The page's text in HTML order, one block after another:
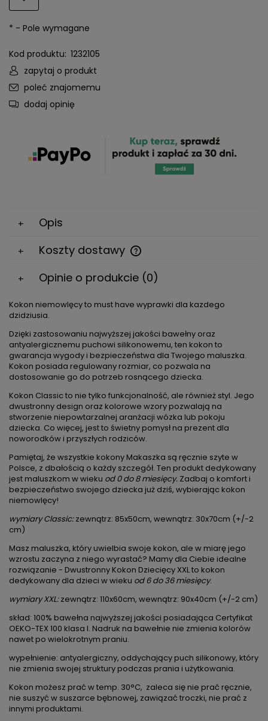
* - Pole wymagane
Kod produktu: 1232105
zapytaj o produkt
poleć znajomemu
dodaj opinię
Opis
Koszty dostawy
Cena nie zawiera ewentualnych kosztów płatności
Opinie o produkcie (0)
Kokon niemowlęcy to must have wyprawki dla kazdego
dzidziusia.
Dzięki zastosowaniu najwyższej jakości bawełny oraz
antyalergicznemu puchowi silikonowemu, ten kokon to
gwarancja wygody i bezpieczeństwa dla Twojego maluszka.
Kokon posiada regulowany rozmiar, co pozwala na
dostosowanie go do potrzeb rosnącego dziecka.
Kokon Classic to nie tylko funkcjonalność, ale również styl. Jego
dwustronny design oraz kolorowe wzory pozwalają na
stworzenie niepowtarzalnej aranżacji wózka lub pokoju
dziecka. Co więcej, jest to świetny pomysł na prezent dla
noworodków i przyszłych rodziców.
Pamiętaj, że wszystkie kokony Makaszka są ręcznie szyte w
Polsce, z dbałością o każdy szczegół. Ten produkt dedykowany
jest maluszkom w wieku od 0 do 8 miesięcy. Zadbaj o komfort i
bezpieczeństwo swojego dziecka już dziś, wybierając kokon
niemowlęcy!
wymiary Classic:zewnątrz: 85x50cm, wewnątrz: 30x70cm (+/-2
cm)
Masz maluszka, który uwielbia swoje kokon, ale w miarę jego
wzrostu zaczyna z niego wyrastać? Mamy dla Ciebie idealne
rozwiązanie - Dwustronny Kokon Dziecięcy XXL to kokon
dedykowany dla dzieci w wieku od 6 do 36 miesięcy.
wymiary XXL:zewnątrz: 110x60cm, wewnątrz: 90x40cm (+/-2 cm)
skład: 100% bawełna najwyższej jakości posiadająca Certyfikat
OEKO-TEX 100 klasa I. Nadruk na bawełnie nie zmienia kolorów
nawet po wielokrotnym praniu.
wypełnienie: antyalergiczny, oddychający puch silikonowy, który
nie zmienia swojej struktury podczas prania i użytkowania.
Kokon możesz prać w temp. 30°C, zaleca się nie prać ręcznie,
nie suszyć w suszarce bębnowej, zawiązać troczki, nie prać z
innymi produktami.